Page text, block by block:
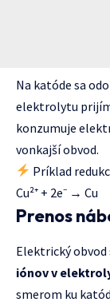
Na katóde sa
elektrolytu
konzumuje
vonkajší obvod.
Príklad
Cu²⁺ + 2e⁻ → Cu
Prenos
Elektrický
iónov v
smerom ku